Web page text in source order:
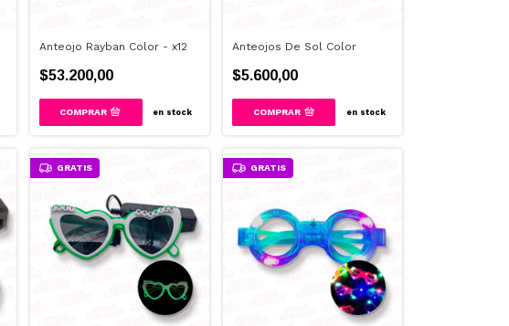
Anteojo Rayban Color - x12
$53.200,00
en stock
Anteojos De Sol Color
$5.600,00
COMPRAR en stock
GRATIS GRATIS